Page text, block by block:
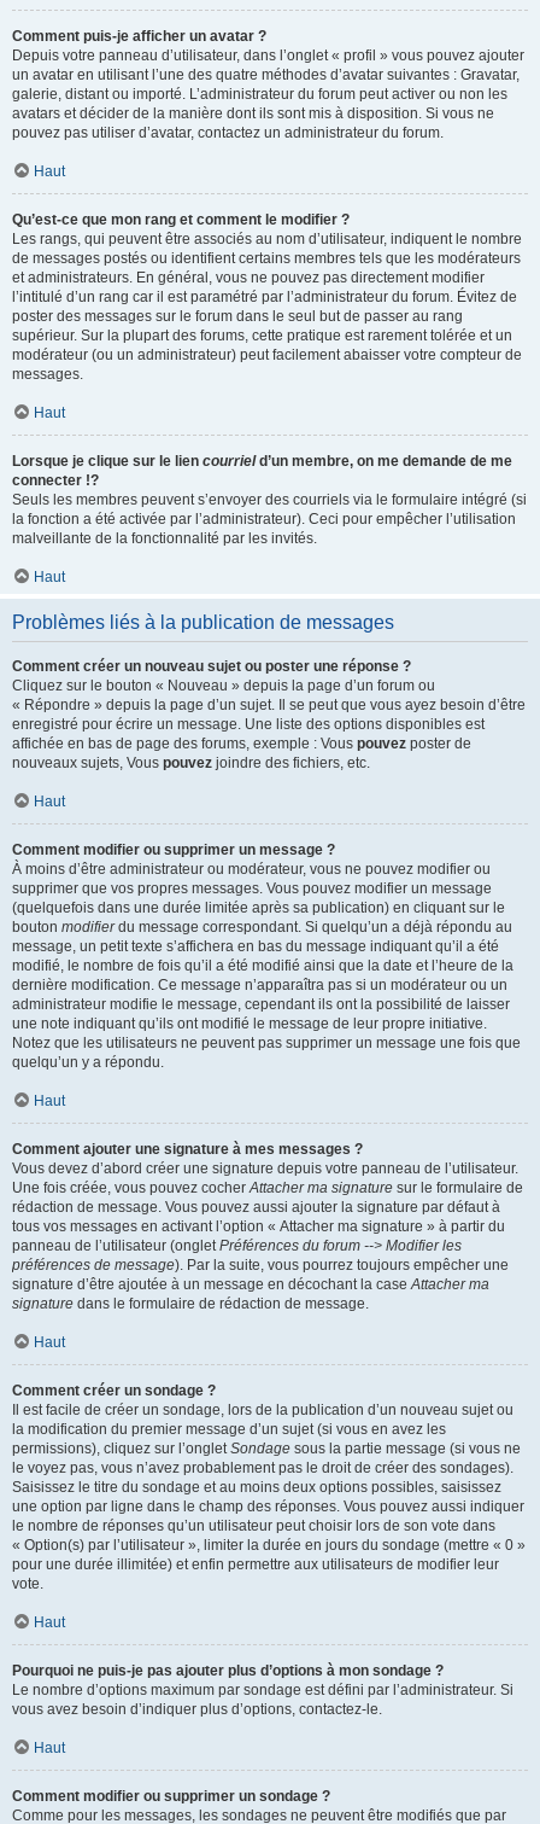
Comment puis-je afficher un avatar ?
Depuis votre panneau d’utilisateur, dans l’onglet « profil » vous pouvez ajouter
un avatar en utilisant l’une des quatre méthodes d’avatar suivantes : Gravatar,
galerie, distant ou importé. L’administrateur du forum peut activer ou non les
avatars et décider de la manière dont ils sont mis à disposition. Si vous ne
pouvez pas utiliser d’avatar, contactez un administrateur du forum.
Haut
Qu’est-ce que mon rang et comment le modifier ?
Les rangs, qui peuvent être associés au nom d’utilisateur, indiquent le nombre
de messages postés ou identifient certains membres tels que les modérateurs
et administrateurs. En général, vous ne pouvez pas directement modifier
l’intitulé d’un rang car il est paramétré par l’administrateur du forum. Évitez de
poster des messages sur le forum dans le seul but de passer au rang
supérieur. Sur la plupart des forums, cette pratique est rarement tolérée et un
modérateur (ou un administrateur) peut facilement abaisser votre compteur de
messages.
Haut
Lorsque je clique sur le lien courrield’un membre, on me demande de me
connecter !?
Seuls les membres peuvent s’envoyer des courriels via le formulaire intégré (si
la fonction a été activée par l’administrateur). Ceci pour empêcher l’utilisation
malveillante de la fonctionnalité par les invités.
Haut
Problèmes liés à la publication de messages
Comment créer un nouveau sujet ou poster une réponse ?
Cliquez sur le bouton « Nouveau » depuis la page d’un forum ou
« Répondre » depuis la page d’un sujet. Il se peut que vous ayez besoin d’être
enregistré pour écrire un message. Une liste des options disponibles est
affichée en bas de page des forums, exemple : Vous pouvez poster de
nouveaux sujets, Vous pouvez joindre des fichiers, etc.
Haut
Comment modifier ou supprimer un message ?
À moins d’être administrateur ou modérateur, vous ne pouvez modifier ou
supprimer que vos propres messages. Vous pouvez modifier un message
(quelquefois dans une durée limitée après sa publication) en cliquant sur le
bouton modifierdu message correspondant. Si quelqu’un a déjà répondu au
message, un petit texte s’affichera en bas du message indiquant qu’il a été
modifié, le nombre de fois qu’il a été modifié ainsi que la date et l’heure de la
dernière modification. Ce message n’apparaîtra pas si un modérateur ou un
administrateur modifie le message, cependant ils ont la possibilité de laisser
une note indiquant qu’ils ont modifié le message de leur propre initiative.
Notez que les utilisateurs ne peuvent pas supprimer un message une fois que
quelqu’un y a répondu.
Haut
Comment ajouter une signature à mes messages ?
Vous devez d’abord créer une signature depuis votre panneau de l’utilisateur.
Une fois créée, vous pouvez cocherAttacher ma signature sur le formulaire de
rédaction de message. Vous pouvez aussi ajouter la signature par défaut à
tous vos messages en activant l’option « Attacher ma signature » à partir du
panneau de l’utilisateur (ongletPréférences du forum --> Modifier les
préférences de message). Par la suite, vous pourrez toujours empêcher une
signature d’être ajoutée à un message en décochant la caseAttacher ma
signature dans le formulaire de rédaction de message.
Haut
Comment créer un sondage ?
Il est facile de créer un sondage, lors de la publication d’un nouveau sujet ou
la modification du premier message d’un sujet (si vous en avez les
permissions), cliquez sur l’ongletSondage sous la partie message (si vous ne
le voyez pas, vous n’avez probablement pas le droit de créer des sondages).
Saisissez le titre du sondage et au moins deux options possibles, saisissez
une option par ligne dans le champ des réponses. Vous pouvez aussi indiquer
le nombre de réponses qu’un utilisateur peut choisir lors de son vote dans
« Option(s) par l’utilisateur », limiter la durée en jours du sondage (mettre « 0 »
pour une durée illimitée) et enfin permettre aux utilisateurs de modifier leur
vote.
Haut
Pourquoi ne puis-je pas ajouter plus d’options à mon sondage ?
Le nombre d’options maximum par sondage est défini par l’administrateur. Si
vous avez besoin d’indiquer plus d’options, contactez-le.
Haut
Comment modifier ou supprimer un sondage ?
Comme pour les messages, les sondages ne peuvent être modifiés que par